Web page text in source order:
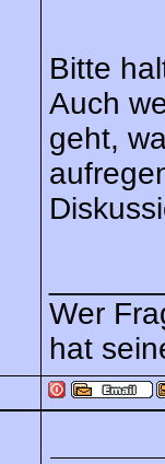
Bitte
Auch
geht,
Wer
hat